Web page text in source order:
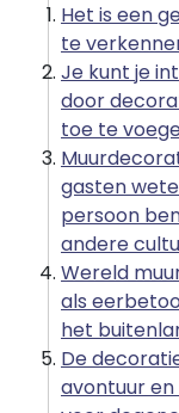
Het is een
te
Je kunt je
door
toe te
gasten
persoon
andere
Wereld
als
het
De
avontuur